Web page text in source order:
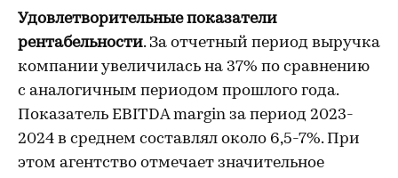
Удовлетворительные показатели
рентабельности. За отчетный период выручка
компании увеличилась на 37% по сравнению
с аналогичным периодом прошлого года.
Показатель EBITDA margin за период 2023-
2024 в среднем составлял около 6,5-7%. При
этом агентство отмечает значительное